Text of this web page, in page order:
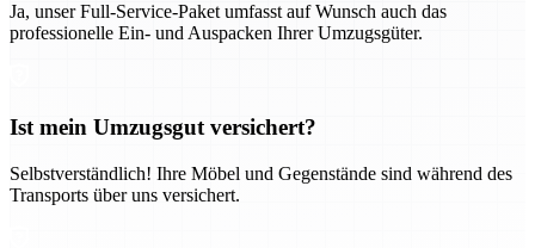
Ja, unser Full-Service-Paket umfasst auf Wunsch auch das
professionelle Ein- und Auspacken Ihrer Umzugsgüter.
Ist mein Umzugsgut versichert?
Selbstverständlich! Ihre Möbel und Gegenstände sind während des
Transports über uns versichert.